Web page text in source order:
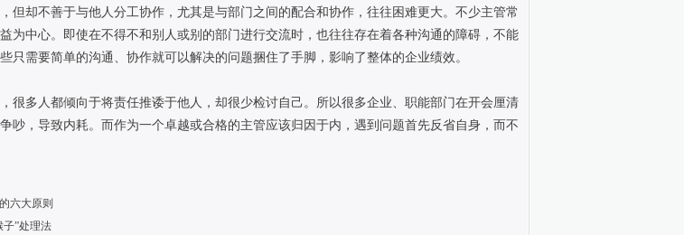
但却不善于与他人分工协作，尤其是与部门之间的配合和协作，往往困难更大。不少主管常
为中心。即使在不得不和别人或别的部门进行交流时，也往往存在着各种沟通的障碍，不能
只需要简单的沟通、协作就可以解决的问题捆住了手脚，影响了整体的企业绩效。
很多人都倾向于将责任推诿于他人，却很少检讨自己。所以很多企业、职能部门在开会厘清
吵，导致内耗。而作为一个卓越或合格的主管应该归因于内，遇到问题首先反省自身，而不
六大原则
子”处理法